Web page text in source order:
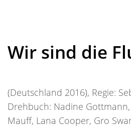
Wir sind die
(Deutschland 2016), Regie:
Drehbuch: Nadine
Mauff, Lana Cooper, Gro